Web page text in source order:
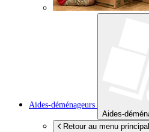
Aides-déménageurs
Aides-
Retour au menu principal